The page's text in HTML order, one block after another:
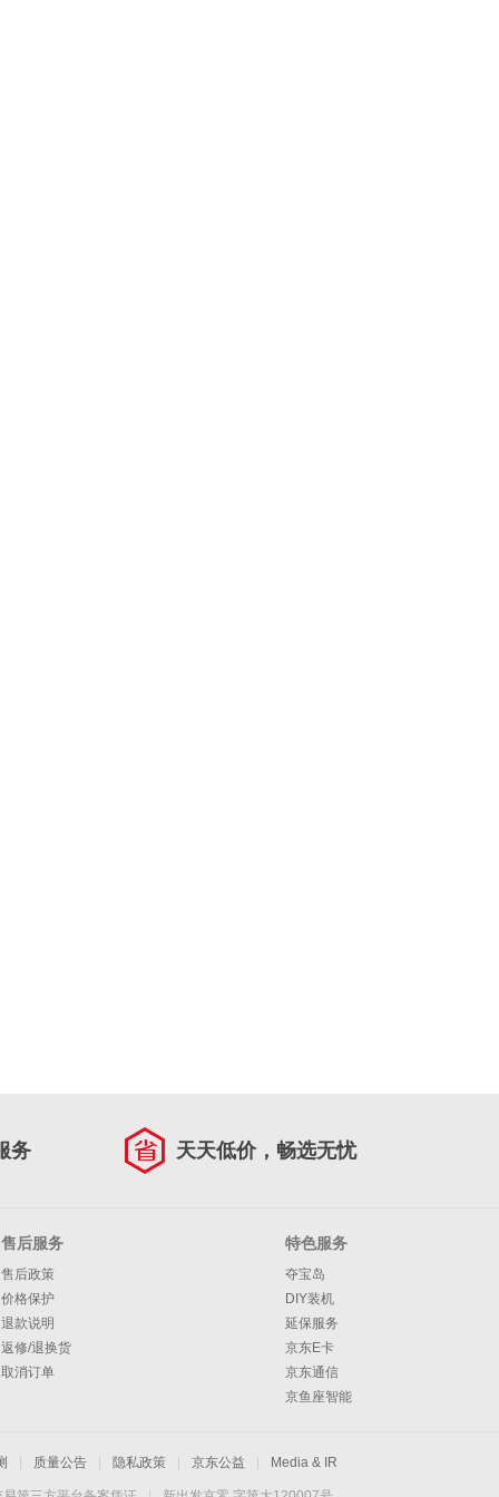
务 天天低价，畅选无忧
售后服务
售后政策
价格保护
退款说明
返修/退换货
取消订单
特色服务
夺宝岛
DIY装机
延保服务
京东E卡
京东通信
京鱼座智能
质量公告 隐私政策 京东公益 Media & IR